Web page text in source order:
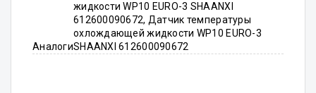
Аналоги
жидкости WP10 EURO-3 SHAANXI
612600090672, Датчик температуры
охлождающей жидкости WP10 EURO-3
SHAANXI 612600090672